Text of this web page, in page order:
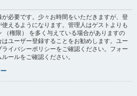
必要です。少々お時間をいただきますが、登
えるようになります。管理人はゲストよりも
（権限） を多く与えている場合がありますの
ユーザー登録することをお勧めします。ユー
イバシーポリシーをご確認ください。フォー
ールをご確認ください。